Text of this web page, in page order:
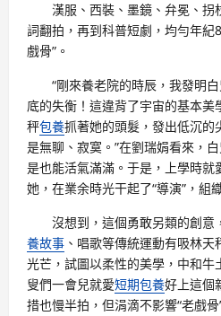
漢服、西裝、墨鏡、弁冕、
詞翻拍，再到科普短劇，均勻年紀
戲骨”。
“剛來養老院的時辰，我發明
底的失衡！這違背了宇宙的基本美
秤包養抓著她的頭髮，發出低沉的
是無聊、寂寞。”在劉瑞娟看來，
是也能活氣滿滿。于是，上學時就
她，在業余時光干起了“導演”，組
沒想到，這個勇敢另類的創意
養故事 、唱歌等傳統運動有吸林
光芒，試圖以柔性的美學，中和牛
叟們一會兒就愛短期包養好上這個
措也慢半拍，但涓滴不影響“老戲